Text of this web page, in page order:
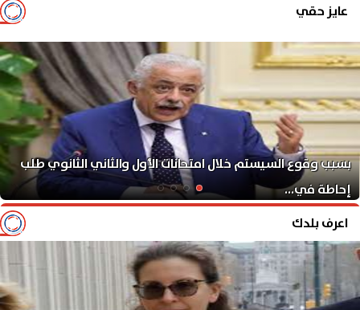
عايز حقي
بسبب وقوع السيستم خلال امتحانات الأول والثاني الثانوي طلب
إحاطة في...
اعرف بلدك